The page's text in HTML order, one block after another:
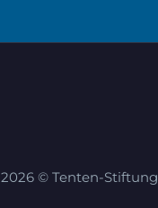
2026 © Tenten-Stiftung